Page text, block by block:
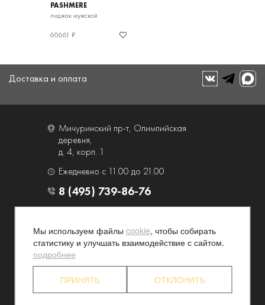
PASHMERE
пиджак мужской
60661 ₽
Доставка и оплата
Мичуринский пр-т, Олимпийская
деревня,
д. 4, корп. 1
Ежедневно с 11.00 до 21.00
8 (495) 739-86-76
Контакты и схема проезда
Наши преимущества
Программа лояльности
Партнерские программы
Конфиденциальность
Акционерам
Мы используем файлы cookie, чтобы собирать
статистику и улучшать взаимодействие с сайтом.
подробнее
ПРИНЯТЬ ОТКЛОНИТЬ